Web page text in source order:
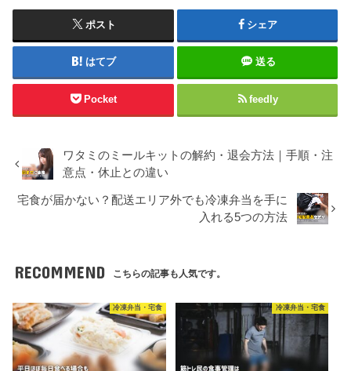
ポスト シェア
はてブ 送る
Pocket feedly
ワタミのミールキットの解約・退会方法｜手順・注
意点・休止との違い
宅食が届かない？配送エリア外でも冷凍弁当を手に
入れる5つの方法
RECOMMEND こちらの記事も人気です。
冷凍弁当・宅食 冷凍弁当・宅食